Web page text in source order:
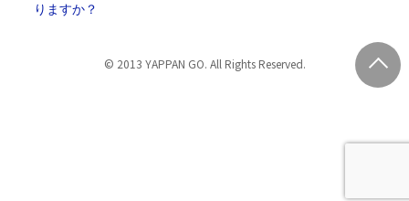
りますか？
© 2013 YAPPAN GO. All Rights Reserved.